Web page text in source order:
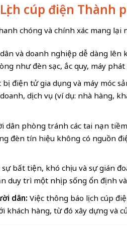
cúp điện Thành
chóng và chính xác mang
và doanh nghiệp dễ dàng lên
như đèn sạc, ắc quy, máy
bị điện tử gia dụng và máy móc
dịch vụ (ví dụ: nhà hàng,
dân phòng tránh các tai nạn
đèn tín hiệu không có nguồn
bất tiện, khó chịu và sự gián
duy trì một nhịp sống ổn định
dân: Việc thông báo lịch cúp
khách hàng, từ đó xây dựng và